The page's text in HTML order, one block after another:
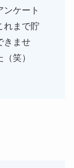
ンケート
れまで貯
きませ
笑）